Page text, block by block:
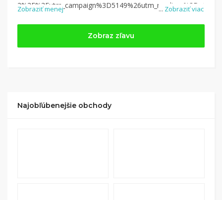
... Zobraziť viac
Zobraziť menej
Zobraz zľavu
Najobľúbenejšie obchody